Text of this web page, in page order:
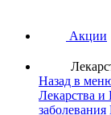
Акции
Назад в
Лекарства
заболевания